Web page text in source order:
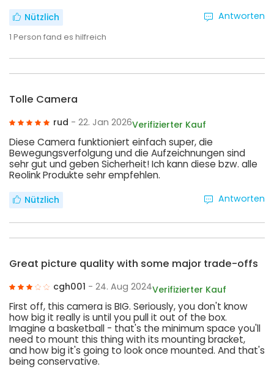
Nützlich
1 Person fand es hilfreich
Antworten
Tolle Camera
rud - 22. Jan 2026Verifizierter Kauf
Diese Camera funktioniert einfach super, die
Bewegungsverfolgung und die Aufzeichnungen sind
sehr gut und geben Sicherheit! Ich kann diese bzw. alle
Reolink Produkte sehr empfehlen.
Nützlich Antworten
Great picture quality with some major trade-offs
cgh001 - 24. Aug 2024Verifizierter Kauf
First off, this camera is BIG. Seriously, you don't know
how big it really is until you pull it out of the box.
Imagine a basketball - that's the minimum space you'll
need to mount this thing with its mounting bracket,
and how big it's going to look once mounted. And that's
being conservative.